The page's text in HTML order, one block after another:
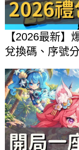
【2026最新
兌換碼、序號